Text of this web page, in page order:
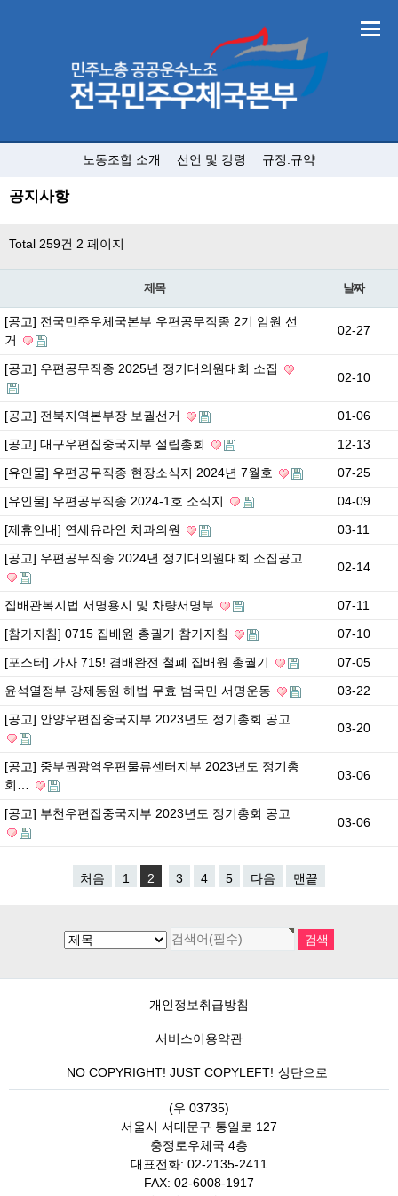
노동조합 소개 선언 및 강령 규정.규약
공지사항
Total 259건 2 페이지
제목 날짜
[공고] 전국민주우체국본부 우편공무직종 2기 임원 선
거
02-27
[공고] 우편공무직종 2025년 정기대의원대회 소집
02-10
[공고] 전북지역본부장 보궐선거
01-06
[공고] 대구우편집중국지부 설립총회
12-13
[유인물] 우편공무직종 현장소식지 2024년 7월호
07-25
[유인물] 우편공무직종 2024-1호 소식지
04-09
[제휴안내] 연세유라인 치과의원
03-11
[공고] 우편공무직종 2024년 정기대의원대회 소집공고
02-14
집배관복지법 서명용지 및 차량서명부
07-11
[참가지침] 0715 집배원 총궐기 참가지침
07-10
[포스터] 가자 715! 겸배완전 철폐 집배원 총궐기
07-05
윤석열정부 강제동원 해법 무효 범국민 서명운동
03-22
[공고] 안양우편집중국지부 2023년도 정기총회 공고
03-20
[공고] 중부권광역우편물류센터지부 2023년도 정기총
회…
03-06
[공고] 부천우편집중국지부 2023년도 정기총회 공고
03-06
처음 1 2 3 4 5 다음 맨끝
개인정보취급방침
서비스이용약관
NO COPYRIGHT! JUST COPYLEFT! 상단으로
(우 03735)
서울시 서대문구 통일로 127
충정로우체국 4층
대표전화: 02-2135-2411
FAX: 02-6008-1917